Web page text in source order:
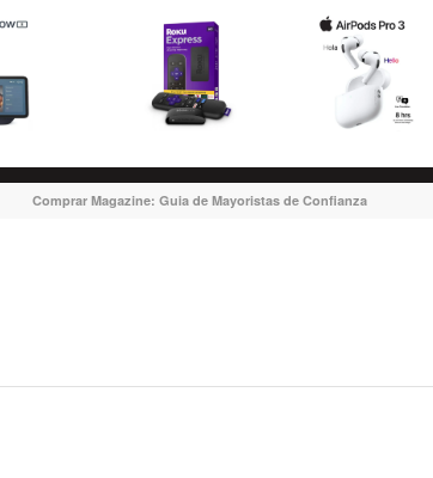
Comprar Magazine: Guia de Mayoristas de Confianza